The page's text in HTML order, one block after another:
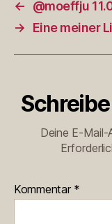
←
@moeffju
→
Eine meiner
Deine E-
Kommentar *